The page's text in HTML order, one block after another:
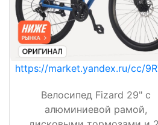
https://market.yandex.ru/cc/
Велосипед Fizard 29" с
алюминиевой рамой,